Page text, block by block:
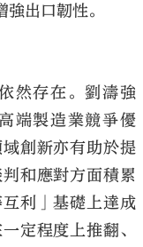
出口韌性。
然存在。劉濤強
端製造業競爭優
創新亦有助於提
和應對方面積累
利」基礎上達成
定程度上推翻、